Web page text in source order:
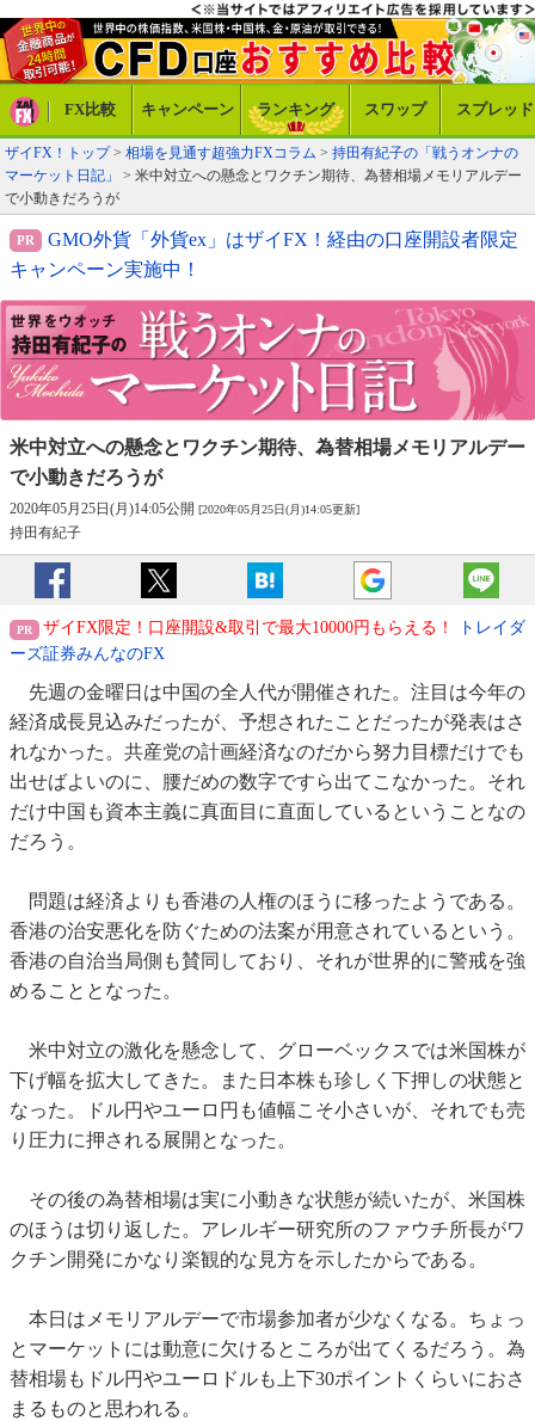
FX比較 キャンペーン ランキング スワップ スプレッド
ザイFX！トップ> 相場を見通す超強力FXコラム > 持田有紀子の「戦うオンナの
マーケット日記」
> 米中対立への懸念とワクチン期待、為替相場メモリアルデー
で小動きだろうが
GMO外貨「外貨ex」はザイFX！経由の口座開設者限定
キャンペーン実施中！
米中対立への懸念とワクチン期待、 為替相場メモリアルデー
で小動きだろうが
2020年05月25日(月)14:05公開 [2020年05月25日(月)14:05更新]
持田有紀子
ザイFX限定！口座開設&取引で最大10000円もらえる！
トレイダ
ーズ証券みんなのFX
先週の金曜日は中国の全人代が開催された。注目は今年の
経済成長見込みだったが、予想されたことだったが発表はさ
れなかった。共産党の計画経済なのだから努力目標だけでも
出せばよいのに、腰だめの数字ですら出てこなかった。それ
だけ中国も資本主義に真面目に直面しているということなの
だろう。
問題は経済よりも香港の人権のほうに移ったようである。
香港の治安悪化を防ぐための法案が用意されているという。
香港の自治当局側も賛同しており、それが世界的に警戒を強
めることとなった。
米中対立の激化を懸念して、グローベックスでは米国株が
下げ幅を拡大してきた。また日本株も珍しく下押しの状態と
なった。ドル円やユーロ円も値幅こそ小さいが、それでも売
り圧力に押される展開となった。
その後の為替相場は実に小動きな状態が続いたが、米国株
のほうは切り返した。アレルギー研究所のファウチ所長がワ
クチン開発にかなり楽観的な見方を示したからである。
本日はメモリアルデーで市場参加者が少なくなる。ちょっ
とマーケットには動意に欠けるところが出てくるだろう。為
替相場もドル円やユーロドルも上下30ポイントくらいにおさ
まるものと思われる。